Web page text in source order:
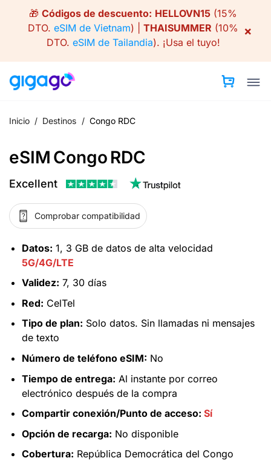
🎁 Códigos de descuento: HELLOVN15 (15%
DTO. eSIM de Vietnam) | THAISUMMER (10%
DTO. eSIM de Tailandia). ¡Usa el tuyo!
×
Inicio / Destinos / Congo RDC
eSIM Congo RDC
Excellent
Comprobar compatibilidad
Datos: 1, 3 GB de datos de alta velocidad
5G/4G/LTE
Validez: 7, 30 días
Red: CelTel
Tipo de plan: Solo datos. Sin llamadas ni mensajes
de texto
Número de teléfono eSIM: No
Tiempo de entrega: Al instante por correo
electrónico después de la compra
Compartir conexión/Punto de acceso: Sí
Opción de recarga: No disponible
Cobertura: República Democrática del Congo